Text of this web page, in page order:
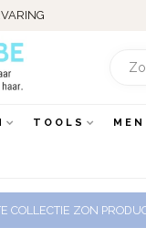
TOOLS
COLLECTIE ZON